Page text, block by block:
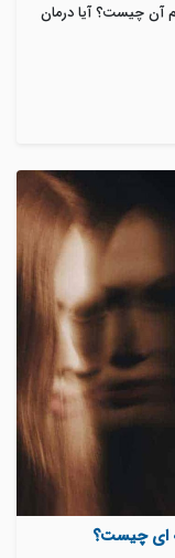
آن چیست؟ آیا درمان
ای چیست؟